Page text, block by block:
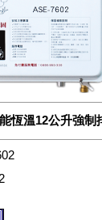
恆溫12公升強制